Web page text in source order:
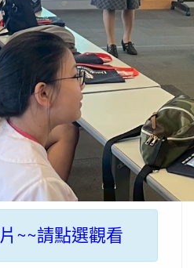
~~請點選觀看